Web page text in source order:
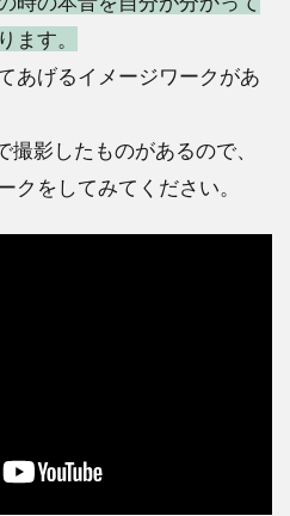
ます。
あげるイメージワークがあ
撮影したものがあるので、
クをしてみてください。